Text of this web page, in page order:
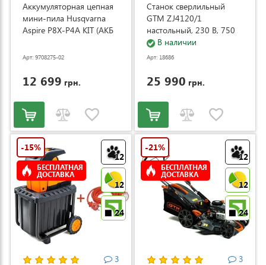
Аккумуляторная цепная
мини-пила Husqvarna
Aspire P8X-P4A KIT (АКБ
Арт: 9708275-02
12 699 грн.
Станок сверлильный
GTM ZJ4120/1
настольный, 230 В, 750
Вт (ZJ4120/1)
В наличии
Арт: 18686
25 990 грн.
12
12
24
-15%
БЕСПЛАТНАЯ
ДОСТАВКА
3
12
12
24
-21%
БЕСПЛАТНАЯ
ДОСТАВКА
3